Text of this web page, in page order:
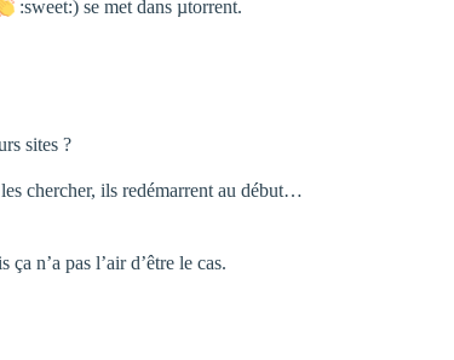
:sweet:) se met dans µtorrent.
sites ?
chercher, ils redémarrent au début…
n’a pas l’air d’être le cas.